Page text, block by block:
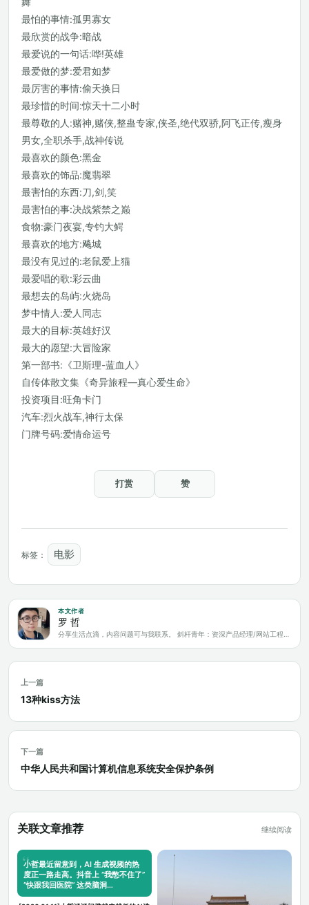
最怕的事情:孤男寡女
最欣赏的战争:暗战
最爱说的一句话:哗!英雄
最爱做的梦:爱君如梦
最厉害的事情:偷天换日
最珍惜的时间:惊天十二小时
最尊敬的人:赌神,赌侠,整蛊专家,侠圣,绝代双骄,阿飞正传,瘦身
男女,全职杀手,战神传说
最喜欢的颜色:黑金
最喜欢的饰品:魔翡翠
最害怕的东西:刀,剑,笑
最害怕的事:决战紫禁之巅
食物:豪门夜宴,专钓大鳄
最喜欢的地方:飚城
最没有见过的:老鼠爱上猫
最爱唱的歌:彩云曲
最想去的岛屿:火烧岛
梦中情人:爱人同志
最大的目标:英雄好汉
最大的愿望:大冒险家
第一部书:《卫斯理-蓝血人》
自传体散文集《奇异旅程—真心爱生命》
投资项目:旺角卡门
汽车:烈火战车,神行太保
门牌号码:爱情命运号
打赏 赞
标签： 电影
本文作者
罗 哲
上一篇
13种kiss方法
下一篇
中华人民共和国计算机信息系统安全保护条例
关联文章推荐 继续阅读
小哲最近留意到，AI 生成视频的热
度正一路走高。抖音上 “我憋不住了”
“快跟我回医院” 这类脑洞…